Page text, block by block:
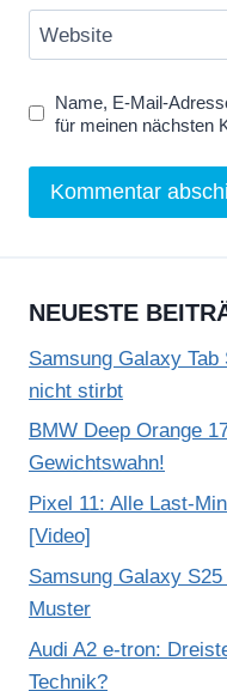
Website
Name, E-Mail-
für meinen nächsten
NEUESTE
Samsung Galaxy
nicht stirbt
BMW Deep Orange
Gewichtswahn!
Pixel 11: Alle Last-
[Video]
Samsung Galaxy
Muster
Audi A2 e-tron:
Technik?